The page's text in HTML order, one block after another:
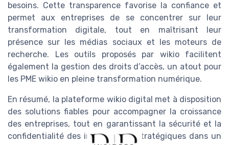
besoins. Cette transparence favorise la confiance et
permet aux entreprises de se concentrer sur leur
transformation digitale, tout en maîtrisant leur
présence sur les médias sociaux et les moteurs de
recherche. Les outils proposés par wikio facilitent
également la gestion des droits d’accès, un atout pour
les PME wikio en pleine transformation numérique.
En résumé, la plateforme wikio digital met à disposition
des solutions fiables pour accompagner la croissance
des entreprises, tout en garantissant la sécurité et la
confidentialité des informations stratégiques dans un